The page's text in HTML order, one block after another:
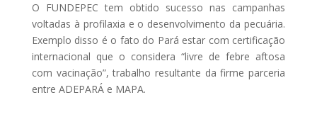
O FUNDEPEC tem obtido sucesso nas campanhas
voltadas à profilaxia e o desenvolvimento da pecuária.
Exemplo disso é o fato do Pará estar com certificação
internacional que o considera “livre de febre aftosa
com vacinação”, trabalho resultante da firme parceria
entre ADEPARÁ e MAPA.